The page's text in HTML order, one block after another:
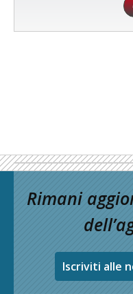
Rimani
Iscriviti alle